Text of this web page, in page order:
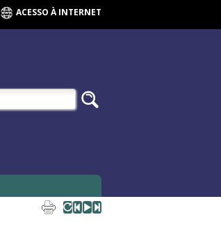
ACESSO À INTERNET